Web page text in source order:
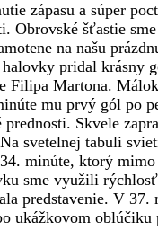
zápasu a súper
Obrovské šťastie
na našu
pridal krásny
Filipa Martona.
mu prvý gól po
Skvele
svetelnej tabuli
minúte, ktorý mimo
sme využili
predstavenie. V 37.
ukážkovom oblúčiku